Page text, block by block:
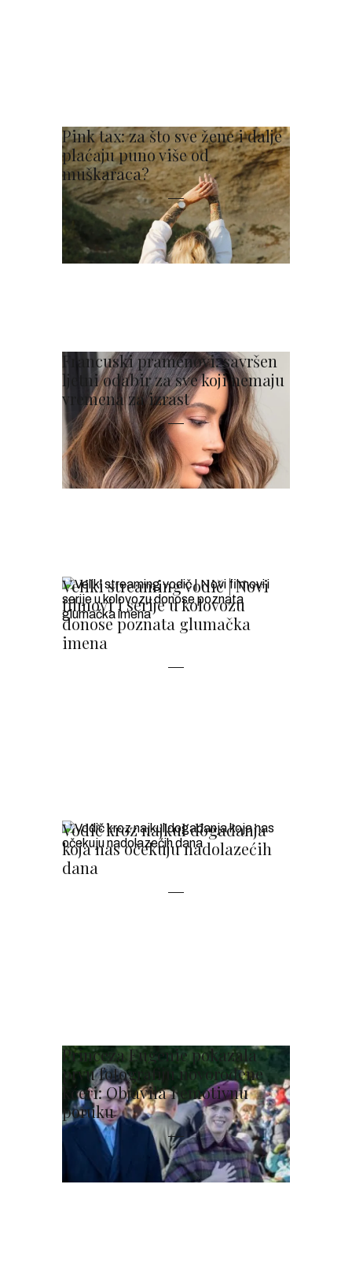
Pink tax: za što sve žene i dalje
plaćaju puno više od
muškaraca?
Francuski pramenovi: savršen
ljetni odabir za sve koji nemaju
vremena za izrast
Veliki streaming vodič | Novi
filmovi i serije u kolovozu
donose poznata glumačka
imena
Vodič kroz najkul događanja
koja nas očekuju nadolazećih
dana
Princeza Eugenie pokazala
prvu fotografiju novorođene
kćeri: Objavila i emotivnu
poruku